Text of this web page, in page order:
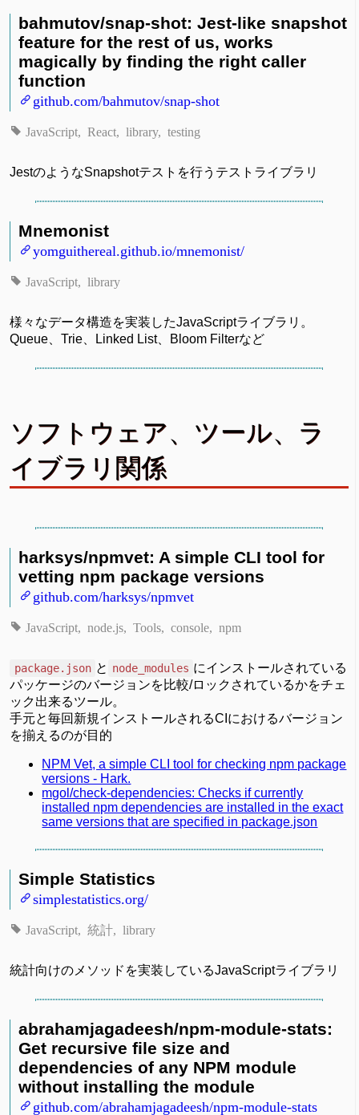
bahmutov/snap-shot: Jest-like snapshot
feature for the rest of us, works
magically by finding the right caller
function
github.com/bahmutov/snap-shot
JavaScript React library testing
JestのようなSnapshotテストを行うテストライブラリ
Mnemonist
yomguithereal.github.io/mnemonist/
JavaScript library
様々なデータ構造を実装したJavaScriptライブラリ。
Queue、Trie、Linked List、Bloom Filterなど
ソフトウェア、ツール、ラ
イブラリ関係
harksys/npmvet: A simple CLI tool for
vetting npm package versions
github.com/harksys/npmvet
JavaScript node.js Tools console npm
package.json と node_modules にインストールされている
パッケージのバージョンを比較/ロックされているかをチェ
ック出来るツール。
手元と毎回新規インストールされるCIにおけるバージョン
を揃えるのが目的
NPM Vet, a simple CLI tool for checking npm package
versions - Hark.
mgol/check-dependencies: Checks if currently
installed npm dependencies are installed in the exact
same versions that are specified in package.json
Simple Statistics
simplestatistics.org/
JavaScript 統計 library
統計向けのメソッドを実装しているJavaScriptライブラリ
abrahamjagadeesh/npm-module-stats:
Get recursive file size and
dependencies of any NPM module
without installing the module
github.com/abrahamjagadeesh/npm-module-stats